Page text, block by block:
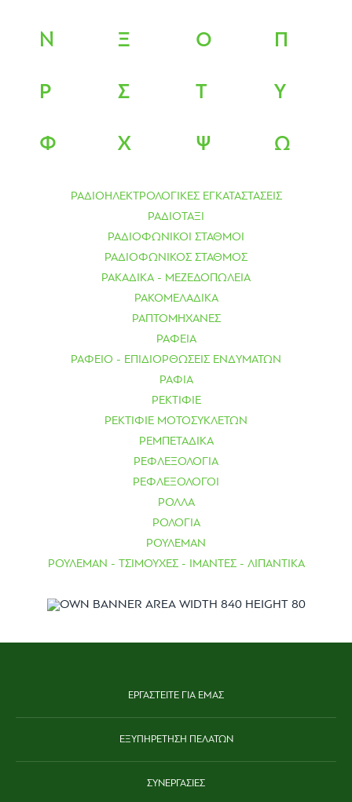
Ν Ξ Ο Π
Ρ Σ Τ Υ
Φ Χ Ψ Ω
ΡΑΔΙΟΗΛΕΚΤΡΟΛΟΓΙΚΕΣ ΕΓΚΑΤΑΣΤΑΣΕΙΣ
ΡΑΔΙΟΤΑΞΙ
ΡΑΔΙΟΦΩΝΙΚΟΙ ΣΤΑΘΜΟΙ
ΡΑΔΙΟΦΩΝΙΚΟΣ ΣΤΑΘΜΟΣ
ΡΑΚΑΔΙΚΑ - ΜΕΖΕΔΟΠΩΛΕΙΑ
ΡΑΚΟΜΕΛΑΔΙΚΑ
ΡΑΠΤΟΜΗΧΑΝΕΣ
ΡΑΦΕΙΑ
ΡΑΦΕΙΟ - ΕΠΙΔΙΟΡΘΩΣΕΙΣ ΕΝΔΥΜΑΤΩΝ
ΡΑΦΙΑ
ΡΕΚΤΙΦΙΕ
ΡΕΚΤΙΦΙΕ ΜΟΤΟΣΥΚΛΕΤΩΝ
ΡΕΜΠΕΤΑΔΙΚΑ
ΡΕΦΛΕΞΟΛΟΓΙΑ
ΡΕΦΛΕΞΟΛΟΓΟΙ
ΡΟΛΛΑ
ΡΟΛΟΓΙΑ
ΡΟΥΛΕΜΑΝ
ΡΟΥΛΕΜΑΝ - ΤΣΙΜΟΥΧΕΣ - ΙΜΑΝΤΕΣ - ΛΙΠΑΝΤΙΚΑ
ΕΡΓΑΣΤΕΙΤΕ ΓΙΑ ΕΜΑΣ
ΕΞΥΠΗΡΕΤΗΣΗ ΠΕΛΑΤΩΝ
ΣΥΝΕΡΓΑΣΙΕΣ